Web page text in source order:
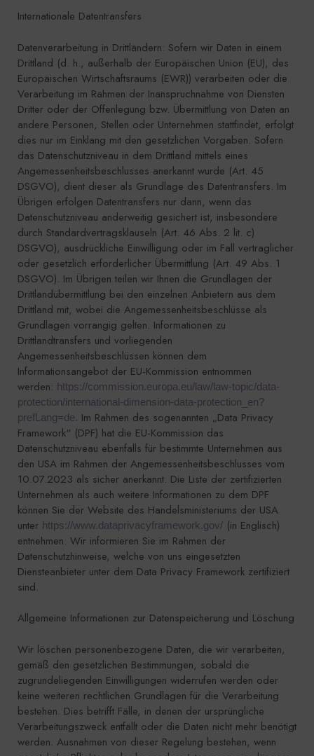
Internationale Datentransfers
Datenverarbeitung in Drittländern: Sofern wir Daten in einem
Drittland (d. h., außerhalb der Europäischen Union (EU), des
Europäischen Wirtschaftsraums (EWR)) verarbeiten oder die
Verarbeitung im Rahmen der Inanspruchnahme von Diensten
Dritter oder der Offenlegung bzw. Übermittlung von Daten an
andere Personen, Stellen oder Unternehmen stattfindet, erfolgt
dies nur im Einklang mit den gesetzlichen Vorgaben. Sofern
das Datenschutzniveau in dem Drittland mittels eines
Angemessenheitsbeschlusses anerkannt wurde (Art. 45
DSGVO), dient dieser als Grundlage des Datentransfers. Im
Übrigen erfolgen Datentransfers nur dann, wenn das
Datenschutzniveau anderweitig gesichert ist, insbesondere
durch Standardvertragsklauseln (Art. 46 Abs. 2 lit. c)
DSGVO), ausdrückliche Einwilligung oder im Fall vertraglicher
oder gesetzlich erforderlicher Übermittlung (Art. 49 Abs. 1
DSGVO). Im Übrigen teilen wir Ihnen die Grundlagen der
Drittlandübermittlung bei den einzelnen Anbietern aus dem
Drittland mit, wobei die Angemessenheitsbeschlüsse als
Grundlagen vorrangig gelten. Informationen zu
Drittlandtransfers und vorliegenden
Angemessenheitsbeschlüssen können dem
Informationsangebot der EU-Kommission entnommen
werden: https://commission.europa.eu/law/law-topic/data-
protection/international-dimension-data-protection_en?
prefLang=de. Im Rahmen des sogenannten „Data Privacy
Framework“ (DPF) hat die EU-Kommission das
Datenschutzniveau ebenfalls für bestimmte Unternehmen aus
den USA im Rahmen der Angemessenheitsbeschlusses vom
10.07.2023 als sicher anerkannt. Die Liste der zertifizierten
Unternehmen als auch weitere Informationen zu dem DPF
können Sie der Website des Handelsministeriums der USA
unter https://www.dataprivacyframework.gov/ (in Englisch)
entnehmen. Wir informieren Sie im Rahmen der
Datenschutzhinweise, welche von uns eingesetzten
Diensteanbieter unter dem Data Privacy Framework zertifiziert
sind.
Allgemeine Informationen zur Datenspeicherung und Löschung
Wir löschen personenbezogene Daten, die wir verarbeiten,
gemäß den gesetzlichen Bestimmungen, sobald die
zugrundeliegenden Einwilligungen widerrufen werden oder
keine weiteren rechtlichen Grundlagen für die Verarbeitung
bestehen. Dies betrifft Fälle, in denen der ursprüngliche
Verarbeitungszweck entfällt oder die Daten nicht mehr benötigt
werden. Ausnahmen von dieser Regelung bestehen, wenn